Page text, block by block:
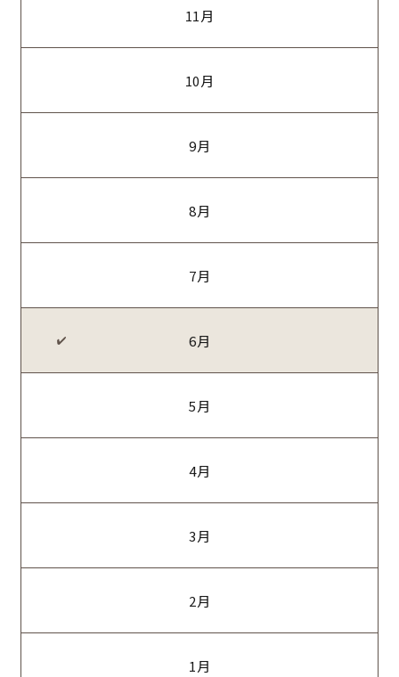
11月
10月
9月
8月
7月
6月
5月
4月
3月
2月
1月